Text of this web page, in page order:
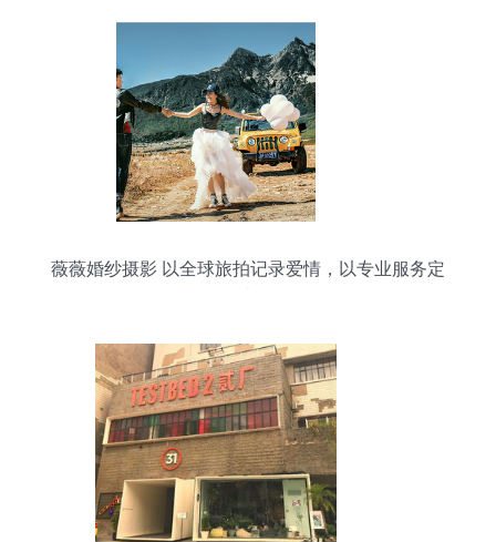
薇薇婚纱摄影 以全球旅拍记录爱情，以专业服务定